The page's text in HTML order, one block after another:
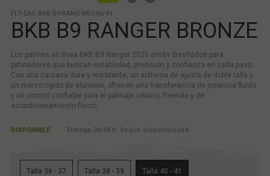
FLY-EAG-BKB-B9-RANG-BRO40/41
BKB B9 RANGER BRONZE
Los patines en línea BKB B9 Ranger 2026 están diseñados para
patinadores que buscan estabilidad, precisión y confianza en cada paso.
Con una carcasa dura y resistente, un sistema de ajuste de doble talla y
un marco rígido de aluminio, ofrecen una transferencia de potencia fluida
y un control confiable para el patinaje urbano, freeride y de
acondicionamiento físico.
DISPONIBLE Entrega 24/48 h. Según disponibilidad.
Talla 36 - 37 Talla 38 - 39 Talla 40 - 41